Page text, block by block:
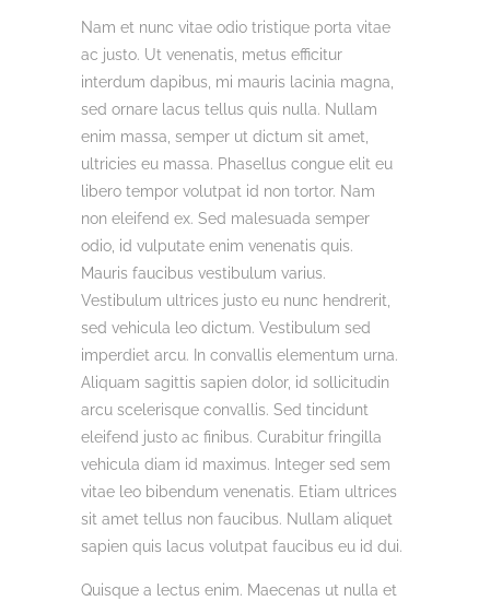
Nam et nunc vitae odio tristique porta vitae
ac justo. Ut venenatis, metus efficitur
interdum dapibus, mi mauris lacinia magna,
sed ornare lacus tellus quis nulla. Nullam
enim massa, semper ut dictum sit amet,
ultricies eu massa. Phasellus congue elit eu
libero tempor volutpat id non tortor. Nam
non eleifend ex. Sed malesuada semper
odio, id vulputate enim venenatis quis.
Mauris faucibus vestibulum varius.
Vestibulum ultrices justo eu nunc hendrerit,
sed vehicula leo dictum. Vestibulum sed
imperdiet arcu. In convallis elementum urna.
Aliquam sagittis sapien dolor, id sollicitudin
arcu scelerisque convallis. Sed tincidunt
eleifend justo ac finibus. Curabitur fringilla
vehicula diam id maximus. Integer sed sem
vitae leo bibendum venenatis. Etiam ultrices
sit amet tellus non faucibus. Nullam aliquet
sapien quis lacus volutpat faucibus eu id dui.
Quisque a lectus enim. Maecenas ut nulla et